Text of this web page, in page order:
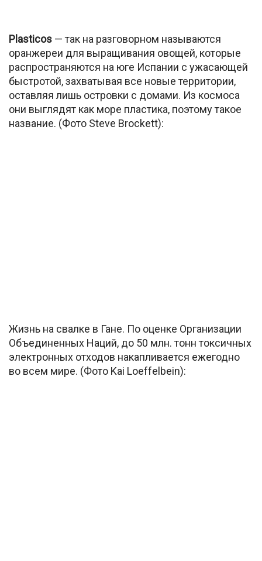
Plasticos — так на разговорном называются
оранжереи для выращивания овощей, которые
распространяются на юге Испании с ужасающей
быстротой, захватывая все новые территории,
оставляя лишь островки с домами. Из космоса
они выглядят как море пластика, поэтому такое
название. (Фото Steve Brockett):
Жизнь на свалке в Гане. По оценке Организации
Объединенных Наций, до 50 млн. тонн токсичных
электронных отходов накапливается ежегодно
во всем мире. (Фото Kai Loeffelbein):